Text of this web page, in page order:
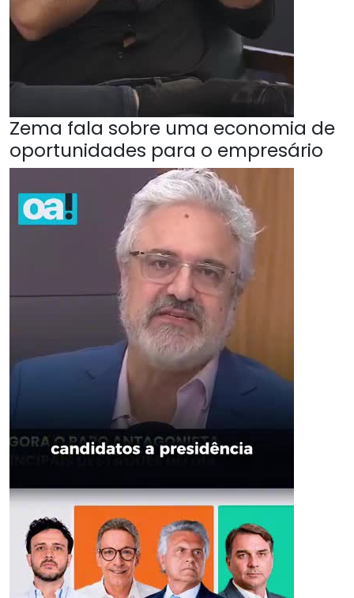
Zema fala sobre uma economia de
oportunidades para o empresário